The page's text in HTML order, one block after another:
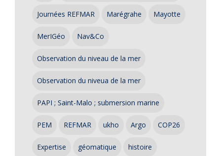
Journées REFMAR Marégrahe Mayotte
MerIGéo Nav&Co
Observation du niveau de la mer
Observation du niveua de la mer
PAPI ; Saint-Malo ; submersion marine
PEM REFMAR ukho Argo COP26
Expertise géomatique histoire